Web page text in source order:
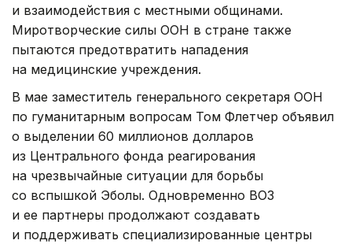
и взаимодействия с местными общинами.
Миротворческие силы ООН в стране также
пытаются предотвратить нападения
на медицинские учреждения.
В мае заместитель генерального секретаря ООН
по гуманитарным вопросам Том Флетчер объявил
о выделении 60 миллионов долларов
из Центрального фонда реагирования
на чрезвычайные ситуации для борьбы
со вспышкой Эболы. Одновременно ВОЗ
и ее партнеры продолжают создавать
и поддерживать специализированные центры